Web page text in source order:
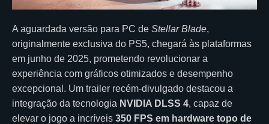
A aguardada versão para PC de Stellar Blade,
originalmente exclusiva do PS5, chegará às plataformas
em junho de 2025, prometendo revolucionar a
experiência com gráficos otimizados e desempenho
excepcional. Um trailer recém-divulgado destacou a
integração da tecnologia NVIDIA DLSS 4, capaz de
elevar o jogo a incríveis 350 FPS em hardware topo de